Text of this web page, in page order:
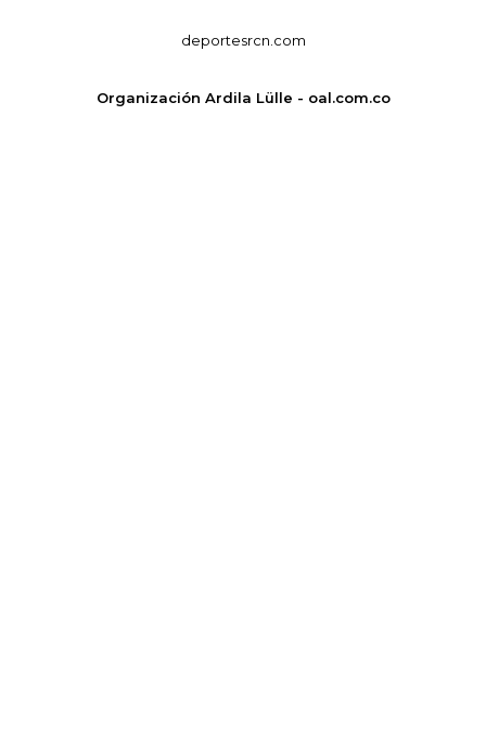
deportesrcn.com
Organización Ardila Lülle - oal.com.co